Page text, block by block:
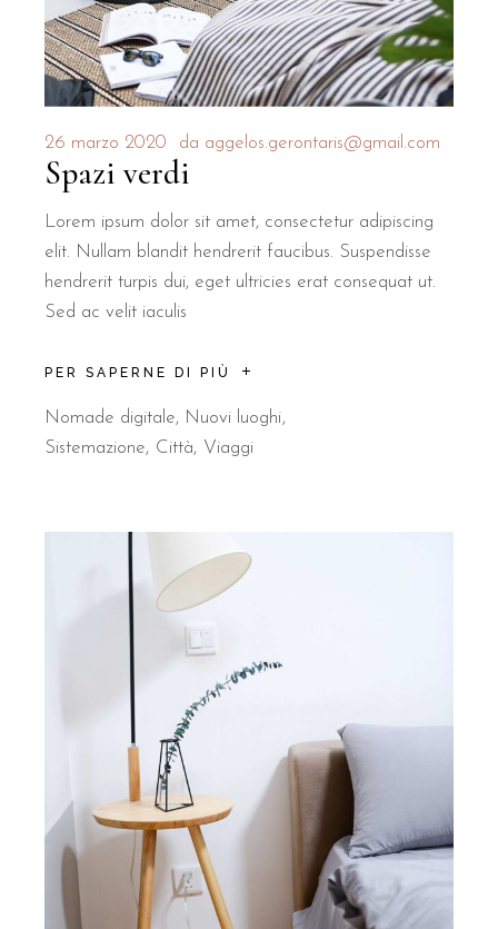
26 marzo 2020 da aggelos.gerontaris@gmail.com
Spazi verdi
Lorem ipsum dolor sit amet, consectetur adipiscing
elit. Nullam blandit hendrerit faucibus. Suspendisse
hendrerit turpis dui, eget ultricies erat consequat ut.
Sed ac velit iaculis
PER SAPERNE DI PIÙ
Nomade digitale, Nuovi luoghi
Sistemazione
Città Viaggi